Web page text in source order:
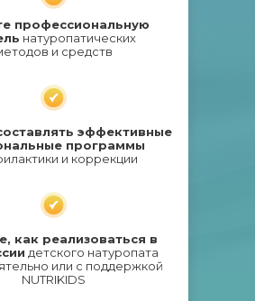
профессиональную
натуропатических
и средств
эффективные
программы
и коррекции
как реализоваться в
детского натуропата
или с поддержкой
NUTRIKIDS